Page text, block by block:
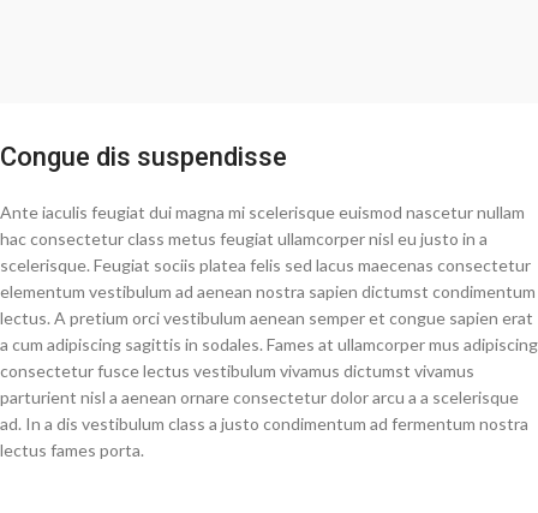
Congue dis suspendisse
Ante iaculis feugiat dui magna mi scelerisque euismod nascetur nullam
hac consectetur class metus feugiat ullamcorper nisl eu justo in a
scelerisque. Feugiat sociis platea felis sed lacus maecenas consectetur
elementum vestibulum ad aenean nostra sapien dictumst condimentum
lectus. A pretium orci vestibulum aenean semper et congue sapien erat
a cum adipiscing sagittis in sodales. Fames at ullamcorper mus adipiscing
consectetur fusce lectus vestibulum vivamus dictumst vivamus
parturient nisl a aenean ornare consectetur dolor arcu a a scelerisque
ad. In a dis vestibulum class a justo condimentum ad fermentum nostra
lectus fames porta.